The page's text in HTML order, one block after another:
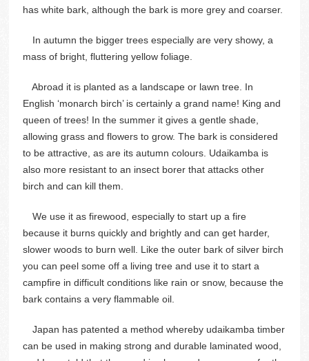
has white bark, although the bark is more grey and coarser.
In autumn the bigger trees especially are very showy, a
mass of bright, fluttering yellow foliage.
Abroad it is planted as a landscape or lawn tree. In
English ‘monarch birch’ is certainly a grand name! King and
queen of trees! In the summer it gives a gentle shade,
allowing grass and flowers to grow. The bark is considered
to be attractive, as are its autumn colours. Udaikamba is
also more resistant to an insect borer that attacks other
birch and can kill them.
We use it as firewood, especially to start up a fire
because it burns quickly and brightly and can get harder,
slower woods to burn well. Like the outer bark of silver birch
you can peel some off a living tree and use it to start a
campfire in difficult conditions like rain or snow, because the
bark contains a very flammable oil.
Japan has patented a method whereby udaikamba timber
can be used in making strong and durable laminated wood,